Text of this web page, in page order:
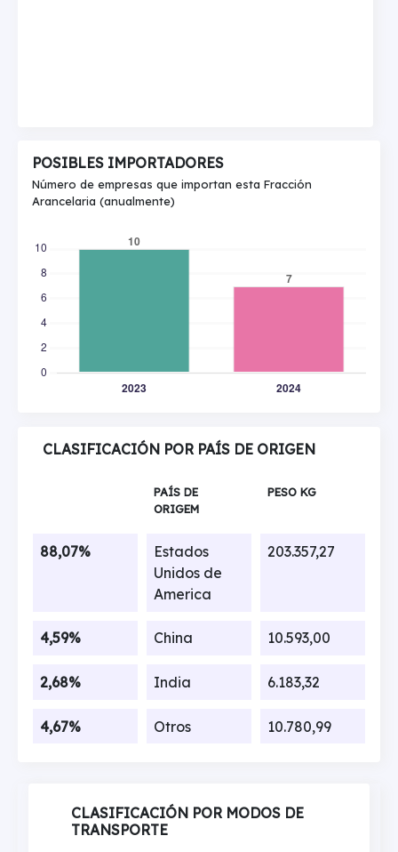
POSIBLES IMPORTADORES
Número de empresas que importan esta Fracción
Arancelaria (anualmente)
CLASIFICACIÓN POR PAÍS DE ORIGEN
PAÍS DE
ORIGEM
PESO KG
88,07%
Estados
Unidos de
America
203.357,27
4,59% China 10.593,00
2,68% India 6.183,32
4,67% Otros 10.780,99
CLASIFICACIÓN POR MODOS DE
TRANSPORTE